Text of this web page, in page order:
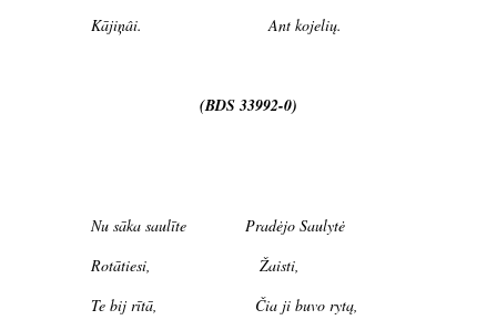
Kājiņâi. Ant kojelių.
(BDS 33992-0)
Nu sāka saulīte Pradėjo Saulytė
Rotātiesi, Žaisti,
Te bij rītā, Čia ji buvo rytą,